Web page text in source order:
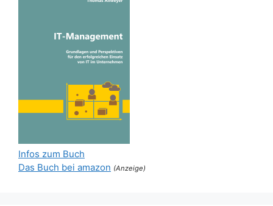
Infos zum Buch
Das Buch bei amazon (Anzeige)